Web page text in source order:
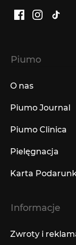
Facebook
Instagram
TikTok
Piumo
O nas
Piumo Journal
Piumo Clinica
Pielęgnacja
Karta
Informacje
Zwroty i